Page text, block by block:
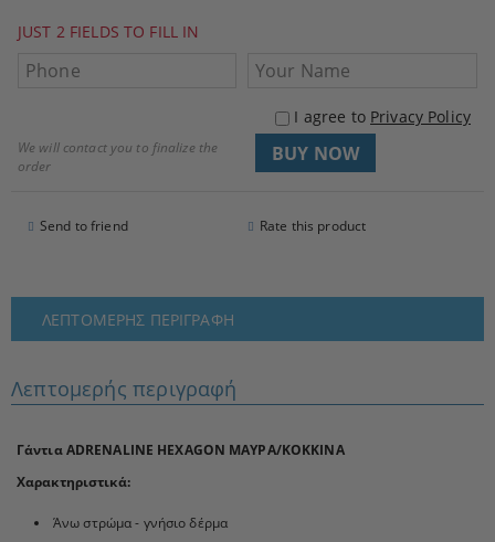
JUST 2 FIELDS TO FILL IN
I agree to Privacy Policy
We will contact you to finalize the
order
Send to friend Rate this product
ΛΕΠΤΟΜΕΡΉΣ ΠΕΡΙΓΡΑΦΉ
Λεπτομερής περιγραφή
Γάντια ADRENALINE HEXAGON ΜΑΥΡΑ/ΚΟΚΚΙΝΑ
Χαρακτηριστικά:
Άνω στρώμα - γνήσιο δέρμα